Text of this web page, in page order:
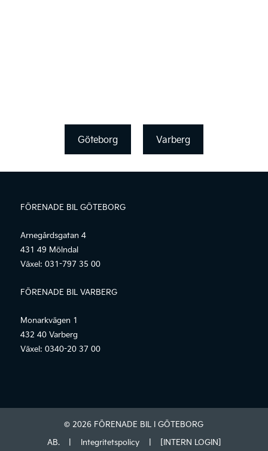
Göteborg Varberg
FÖRENADE BIL GÖTEBORG
Arnegårdsgatan 4
431 49 Mölndal
Växel: 031-797 35 00
FÖRENADE BIL VARBERG
Monarkvägen 1
432 40 Varberg
Växel: 0340-20 37 00
© 2026 FÖRENADE BIL I GÖTEBORG
AB.
| Integritetspolicy | [INTERN LOGIN]